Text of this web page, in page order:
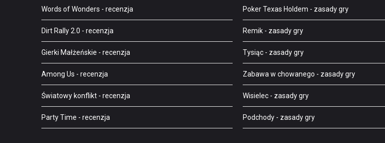
Words of Wonders - recenzja
Dirt Rally 2.0 - recenzja
Gierki Małżeńskie - recenzja
Among Us - recenzja
Światowy konflikt - recenzja
Party Time - recenzja
Poker Texas Holdem - zasady gry
Remik - zasady gry
Tysiąc - zasady gry
Zabawa w chowanego - zasady gry
Wisielec - zasady gry
Podchody - zasady gry